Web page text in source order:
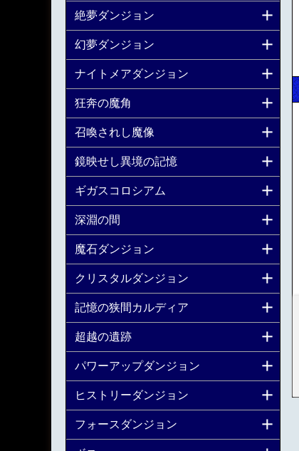
絶夢ダンジョン
幻夢ダンジョン
ナイトメアダンジョン
狂奔の魔角
召喚されし魔像
鏡映せし異境の記憶
ギガスコロシアム
深淵の間
魔石ダンジョン
クリスタルダンジョン
記憶の狭間カルディア
超越の遺跡
パワーアップダンジョン
ヒストリーダンジョン
フォースダンジョン